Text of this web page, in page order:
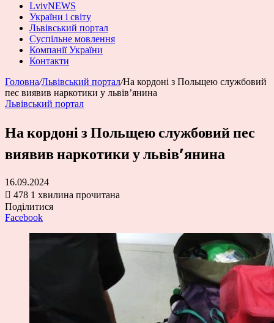
LvivNEWS
України і світу
Львівський портал
Суспільне мовлення
Компанії України
Контакти
Головна/Львівський портал/На кордоні з Польщею службовий
пес виявив наркотики у львів’янина
Львівський портал
На кордоні з Польщею службовий пес
виявив наркотики у львів’янина
16.09.2024
478 1 хвилина прочитана
Поділитися
Facebook